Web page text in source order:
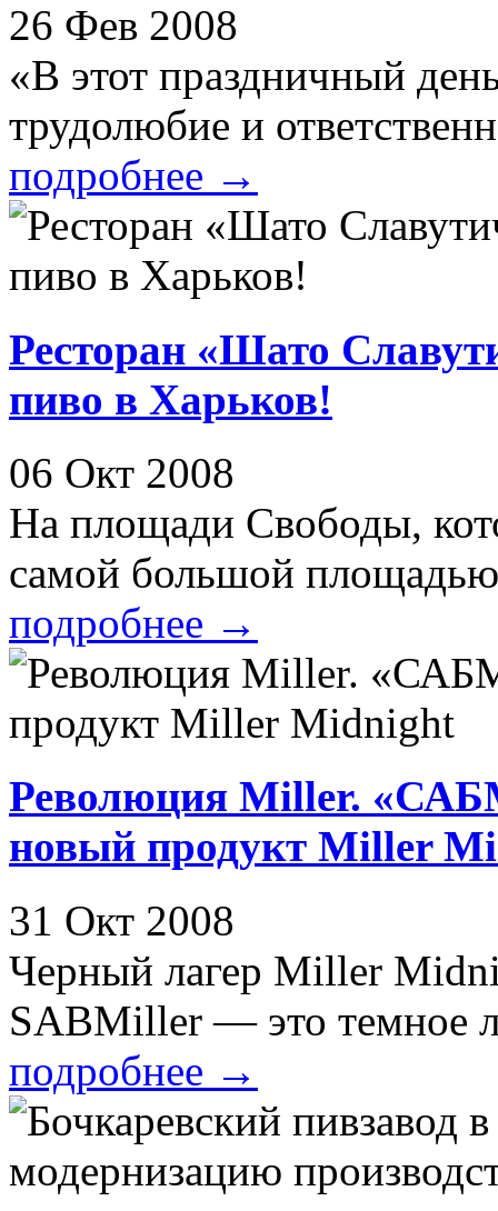
26 Фев 2008
«В этот праздничный
трудолюбие и
подробнее →
Ресторан «Шато
пиво в Харьков!
06 Окт 2008
На площади Свободы,
самой большой
подробнее →
Революция Miller.
новый продукт Miller
31 Окт 2008
Черный лагер Miller
SABMiller — это темное
подробнее →